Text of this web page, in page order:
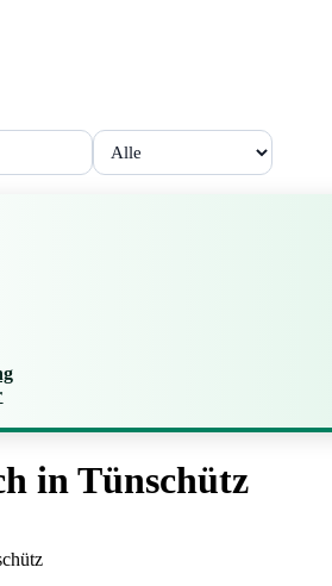
in Tünschütz